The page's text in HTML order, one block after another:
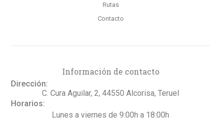
Rutas
Contacto
Información de contacto
Dirección:
C. Cura Aguilar, 2, 44550 Alcorisa, Teruel
Horarios:
Lunes a viernes de 9:00h a 18:00h